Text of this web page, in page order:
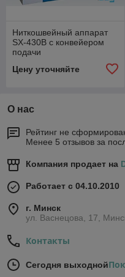
Ниткошвейный аппарат
SX-430B с конвейером
подачи
Цену уточняйте
О нас
Рейтинг не
Менее 5 отзывов за
Компания продает на
Работает с 04.10.2010
г. Минск
ул. Васнецова, 17,
Контакты
Сегодня выходной